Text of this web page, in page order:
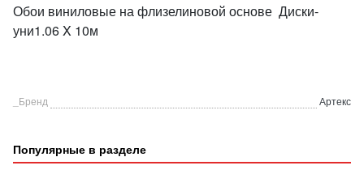
Обои виниловые на флизелиновой основе Диски-
уни1.06 X 10м
_Бренд Артекс
Популярные в разделе